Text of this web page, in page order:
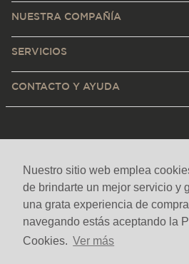
Nuestro sitio web emplea
de brindarte un mejor servicio y
una grata experiencia de
navegando estás aceptando la
Cookies. Ver más
NUESTRA COMPAÑÍA
SERVICIOS
CONTACTO Y AYUDA